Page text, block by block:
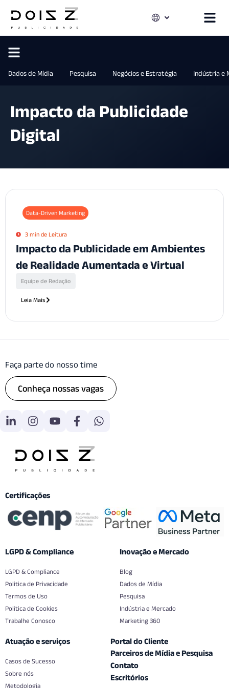
Dados de Mídia Pesquisa Negócios e Estratégia Indústria e
Impacto da Publicidade
Digital
Data-Driven Marketing
3 min de Leitura
Impacto da Publicidade em Ambientes
de Realidade Aumentada e Virtual
Equipe de Redação
Leia Mais
Faça parte do nosso time
Conheça nossas vagas
Certificações
LGPD & Compliance
LGPD & Compliance
Politica de Privacidade
Termos de Uso
Política de Cookies
Trabalhe Conosco
Inovação e Mercado
Blog
Dados de Mídia
Pesquisa
Indústria e Mercado
Marketing 360
Atuação e serviços
Casos de Sucesso
Sobre nós
Metodologia
Portal do Cliente
Parceiros de Mídia e Pesquisa
Contato
Escritórios